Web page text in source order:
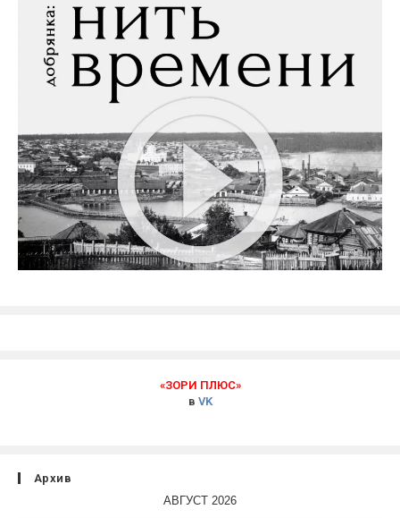
«ЗОРИ ПЛЮС»
в VK
Архив
АВГУСТ 2026